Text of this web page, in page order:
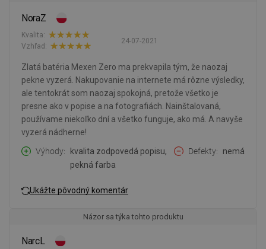
NoraZ
24-07-2021
Kvalita:
Vzhľad:
Zlatá batéria Mexen Zero ma prekvapila tým, že naozaj
pekne vyzerá. Nakupovanie na internete má rôzne výsledky,
ale tentokrát som naozaj spokojná, pretože všetko je
presne ako v popise a na fotografiách. Nainštalovaná,
používame niekoľko dní a všetko funguje, ako má. A navyše
vyzerá nádherne!
Výhody
kvalita zodpovedá popisu,
pekná farba
Defekty nemá
Ukážte pôvodný komentár
Názor sa týka tohto produktu
NarcL